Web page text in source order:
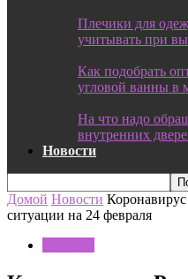
Плечики для
учитывать при
Как подобрать
угловой ванны в
На что надо
внутренних
Новости
Домой Новости
ситуации на 24 февраля